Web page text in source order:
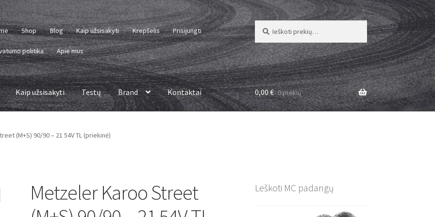
Shop Blog Kaip užsisakyti Krepšelis Prisijungti
politika Apie mus
Ieškoti:
Ieškoti
Kaip užsisakyti Testų Brand Kontaktai 0,00€ 0 prekių
(M+S) 90/90 – 21 54V TL (priekinė)
Metzeler Karoo Street
Leškoti MC padangų